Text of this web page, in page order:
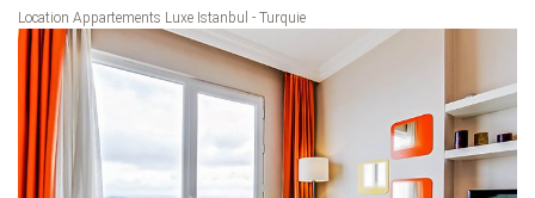
Location Appartements Luxe Istanbul - Turquie